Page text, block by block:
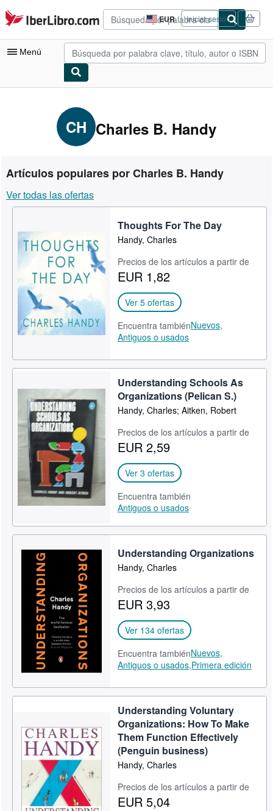
Pasar al contenido principal
IberLibro.com EUR
Preferencias
de
compra
del
Iniciar sesión
Menú
Consultar mis pedidos
Búsqueda avanzada
Libros antiguos
Arte y coleccionismo
Comenzar a vender
Ayuda
CERRAR
CH Charles B. Handy
Artículos populares por Charles B. Handy
Ver todas las ofertas
Thoughts For The Day
Handy, Charles
Precios de los artículos a partir de
EUR 1,82
Ver 5 ofertas
Encuentra tambiénNuevos,
Antiguos o usados
Understanding Schools As
Organizations (Pelican S.)
Handy, Charles; Aitken, Robert
Precios de los artículos a partir de
EUR 2,59
Ver 3 ofertas
Encuentra también
Antiguos o usados
Understanding Organizations
Handy, Charles
Precios de los artículos a partir de
EUR 3,93
Ver 134 ofertas
Encuentra tambiénNuevos,
Antiguos o usados,Primera edición
Understanding Voluntary
Organizations: How To Make
Them Function Effectively
(Penguin business)
Handy, Charles
Precios de los artículos a partir de
EUR 5,04